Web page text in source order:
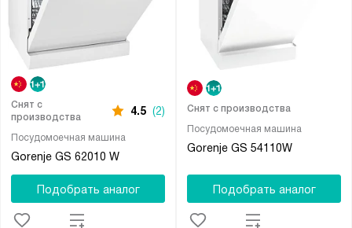
Посудомоечная машина
Gorenje GS 62010 W
Снят с
производства
4.5 (2)
Подобрать аналог
Посудомоечная машина
Gorenje GS 54110W
Снят с производства
Подобрать аналог